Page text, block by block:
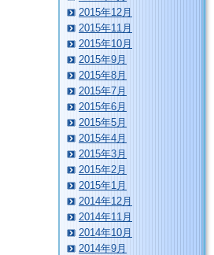
2015年12月
2015年11月
2015年10月
2015年9月
2015年8月
2015年7月
2015年6月
2015年5月
2015年4月
2015年3月
2015年2月
2015年1月
2014年12月
2014年11月
2014年10月
2014年9月